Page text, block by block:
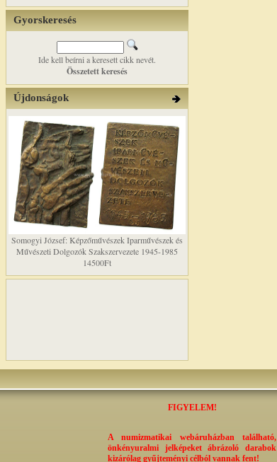
Gyorskeresés
Ide kell beírni a keresett cikk nevét.
Összetett keresés
Újdonságok
Somogyi József: Képzőművészek Iparművészek és
Művészeti Dolgozók Szakszervezete 1945-1985
14500Ft
FIGYELEM!
A numizmatikai webáruházban található,
önkényuralmi jelképeket ábrázoló darabok
kizárólag gyűjteményi célból vannak fent!